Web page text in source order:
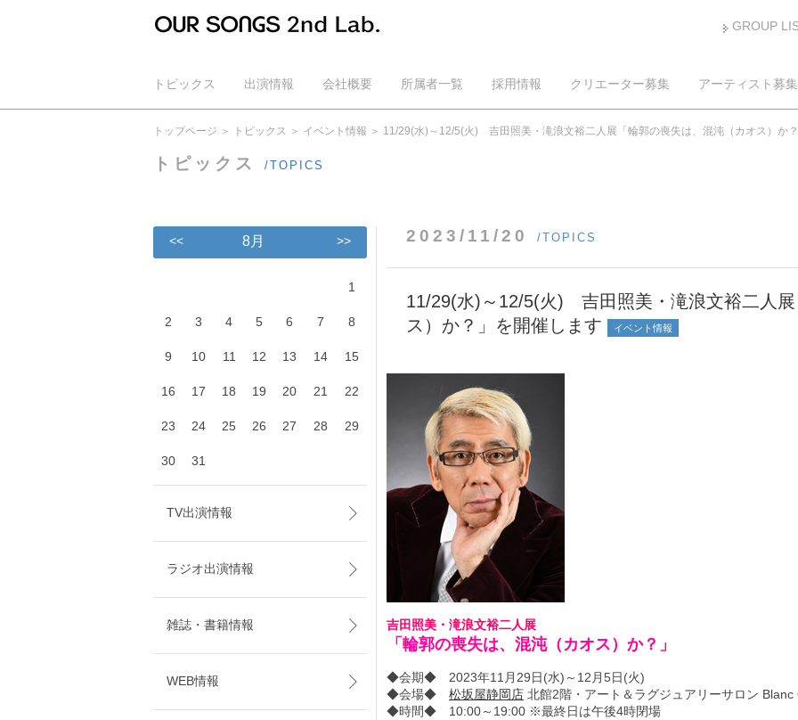
GROUP
トピックス 出演情報 会社概要 所属者一覧 採用情報 クリエーター募集
アーティスト募集
公式YouTube
トップページ トピックス イベント情報 11/29(水)～12/5(火) 吉田照美・滝浪文裕二人展「輪郭の喪失は、混沌（カオス）か
トピックス /TOPICS
2023/11/20 /TOPICS
11/29(水)～12/5(火) 吉田照美・滝浪文裕二人
ス）か？」を開催します
イベント情報
吉田照美・滝浪文裕二人展
「輪郭の喪失は、混沌（カオス）か？」
◆会期◆ 2023年11月29日(水)～12月5日(火)
◆会場◆ 松坂屋静岡店 北館2階・アート＆ラグジュアリーサロン Blanc
◆時間◆ 10:00～19:00 ※最終日は午後4時閉場
<< 8月 >>
1
2 3 4 5 6 7 8
9 10 11 12 13 14 15
16 17 18 19 20 21 22
23 24 25 26 27 28 29
30 31
TV出演情報
ラジオ出演情報
雑誌・書籍情報
WEB情報